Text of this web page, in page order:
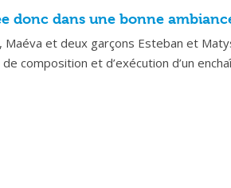
donc dans une bonne
et deux garçons Esteban et
composition et d’exécution d’un